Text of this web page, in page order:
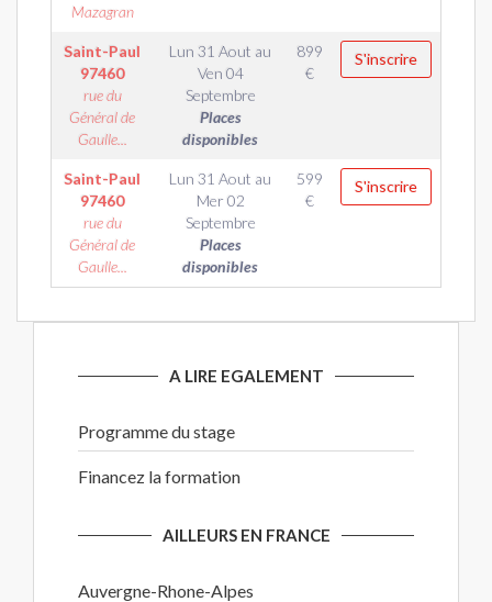
Mazagran
Saint-Paul
97460
rue du
Général de
Gaulle...
Lun 31 Aout au
Ven 04
Septembre
Places
disponibles
899
€
S'inscrire
Saint-Paul
97460
rue du
Général de
Gaulle...
Lun 31 Aout au
Mer 02
Septembre
Places
disponibles
599
€
S'inscrire
A LIRE EGALEMENT
Programme du stage
Financez la formation
AILLEURS EN FRANCE
Auvergne-Rhone-Alpes